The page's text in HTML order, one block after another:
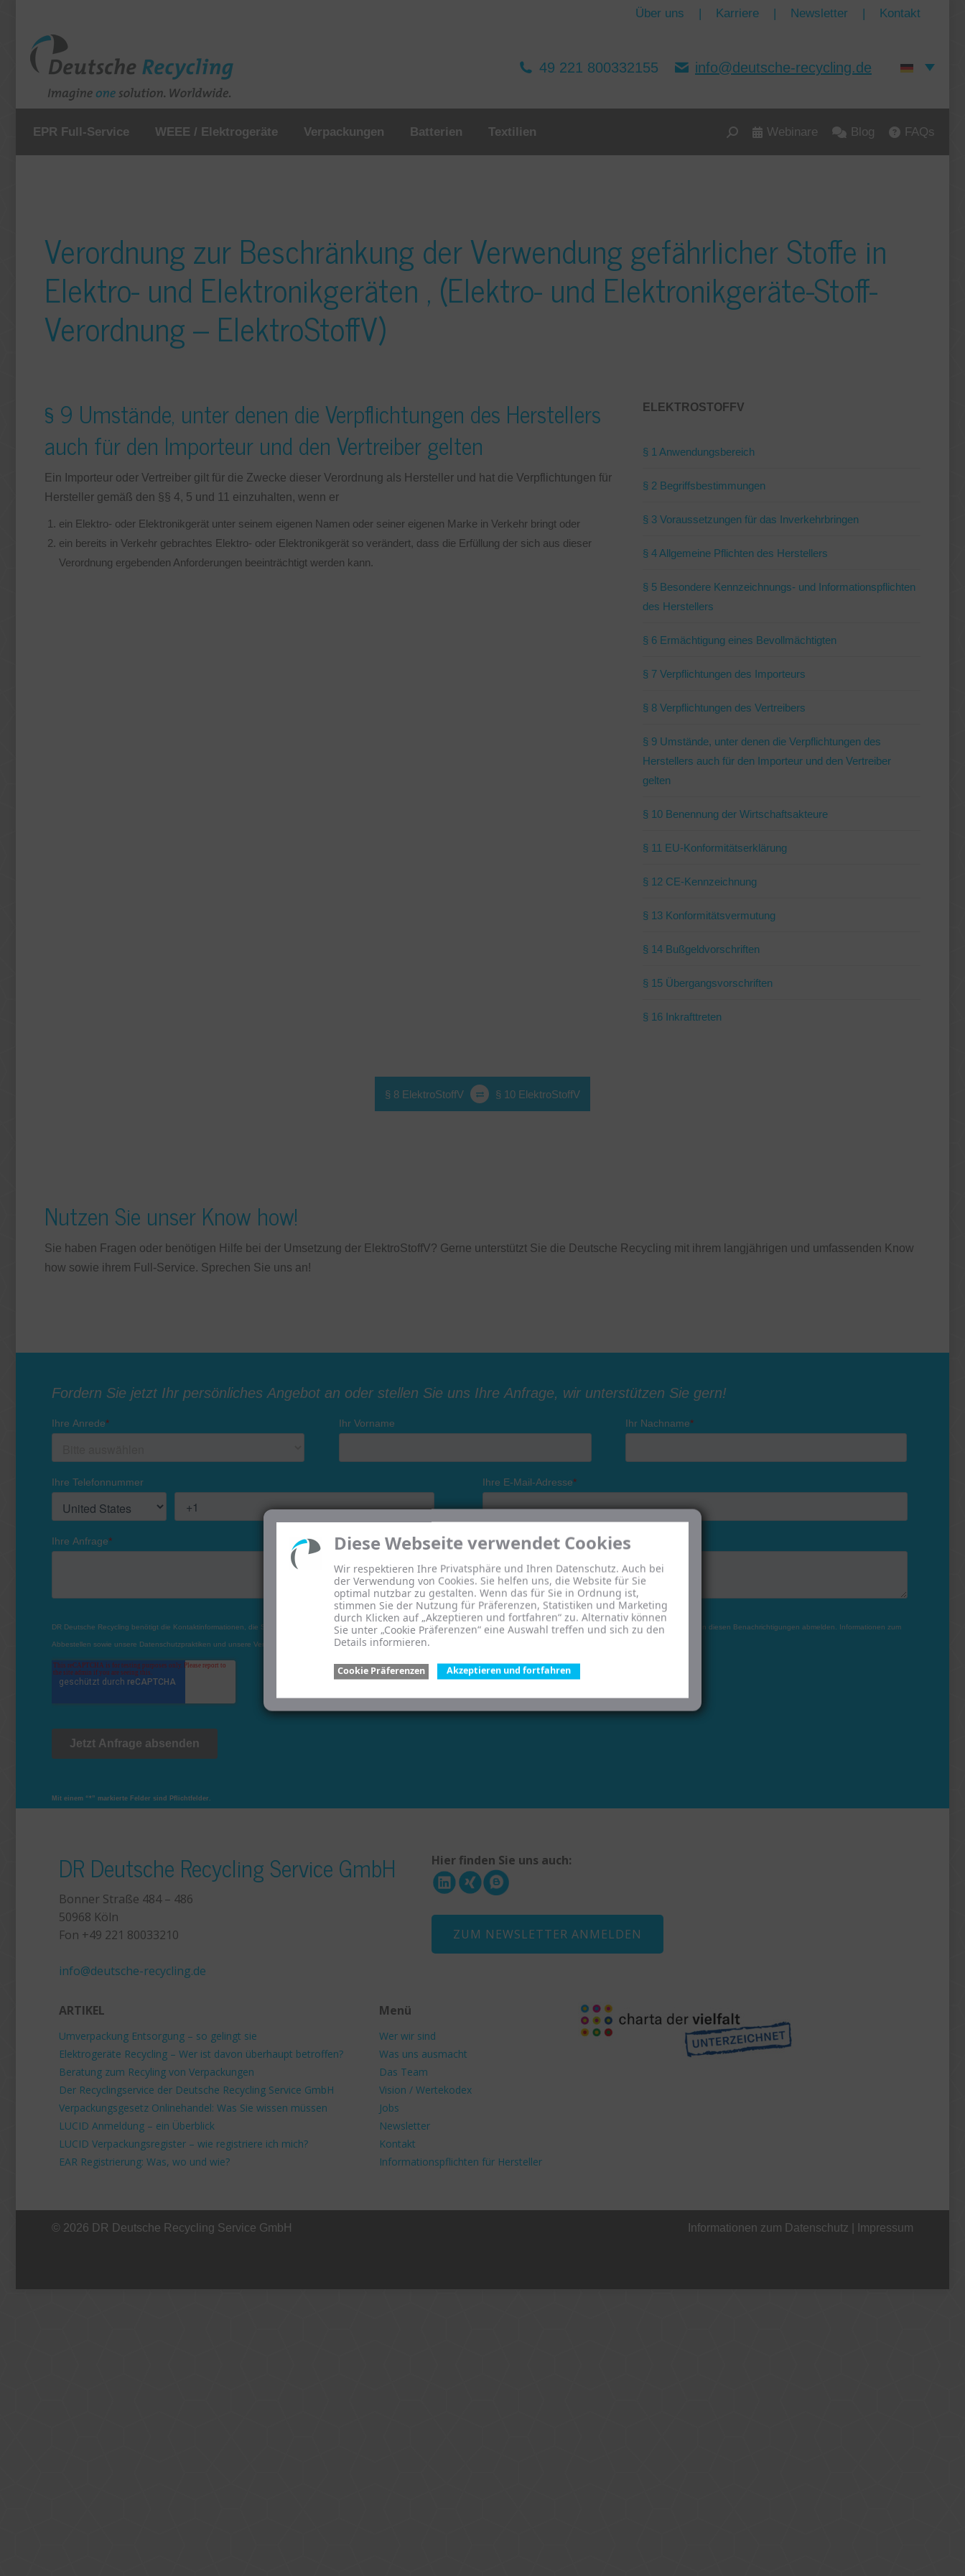
Diese Webseite verwendet Cookies
Wir respektieren Ihre Privatsphäre und Ihren Datenschutz. Auch bei
der Verwendung von Cookies. Sie helfen uns, die Website für Sie
optimal nutzbar zu gestalten. Wenn das für Sie in Ordnung ist,
stimmen Sie der Nutzung für Präferenzen, Statistiken und Marketing
durch Klicken auf „Akzeptieren und fortfahren“ zu. Alternativ können
Sie unter „Cookie Präferenzen“ eine Auswahl treffen und sich zu den
Details informieren.
Cookie Präferenzen Akzeptieren und fortfahren
Über uns | Karriere | Newsletter | Kontakt
49 221 800332155 info@deutsche-recycling.de
EPR Full-Service WEEE / Elektrogeräte Verpackungen Batterien Textilien Search: Webinare Blog FAQs
Verordnung zur Beschränkung der Verwendung gefährlicher Stoffe in
Elektro- und Elektronikgeräten , (Elektro- und Elektronikgeräte-Stoff-
Verordnung – ElektroStoffV)
§ 9 Umstände, unter denen die Verpflichtungen des Herstellers
auch für den Importeur und den Vertreiber gelten
Ein Importeur oder Vertreiber gilt für die Zwecke dieser Verordnung als Hersteller und hat die Verpflichtungen für
Hersteller gemäß den §§ 4, 5 und 11 einzuhalten, wenn er
ein Elektro- oder Elektronikgerät unter seinem eigenen Namen oder seiner eigenen Marke in Verkehr bringt oder
ein bereits in Verkehr gebrachtes Elektro- oder Elektronikgerät so verändert, dass die Erfüllung der sich aus dieser
Verordnung ergebenden Anforderungen beeinträchtigt werden kann.
ELEKTROSTOFFV
§ 1 Anwendungsbereich
§ 2 Begriffsbestimmungen
§ 3 Voraussetzungen für das Inverkehrbringen
§ 4 Allgemeine Pflichten des Herstellers
§ 5 Besondere Kennzeichnungs- und Informationspflichten
des Herstellers
§ 6 Ermächtigung eines Bevollmächtigten
§ 7 Verpflichtungen des Importeurs
§ 8 Verpflichtungen des Vertreibers
§ 9 Umstände, unter denen die Verpflichtungen des
Herstellers auch für den Importeur und den Vertreiber
gelten
§ 10 Benennung der Wirtschaftsakteure
§ 11 EU-Konformitätserklärung
§ 12 CE-Kennzeichnung
§ 13 Konformitätsvermutung
§ 14 Bußgeldvorschriften
§ 15 Übergangsvorschriften
§ 16 Inkrafttreten
§ 8 ElektroStoffV § 10 ElektroStoffV
Nutzen Sie unser Know how!
Sie haben Fragen oder benötigen Hilfe bei der Umsetzung der ElektroStoffV? Gerne unterstützt Sie die Deutsche Recycling mit ihrem langjährigen und umfassenden Know
how sowie ihrem Full-Service. Sprechen Sie uns an!
Mit einem “*” markierte Felder sind Pflichtfelder.
DR Deutsche Recycling Service GmbH
Bonner Straße 484 – 486
50968 Köln
Fon +49 221 80033210
info@deutsche-recycling.de
Hier finden Sie uns auch:
ZUM NEWSLETTER ANMELDEN
ARTIKEL
Umverpackung Entsorgung – so gelingt sie
Elektrogeräte Recycling – Wer ist davon überhaupt betroffen?
Beratung zum Recyling von Verpackungen
Der Recyclingservice der Deutsche Recycling Service GmbH
Verpackungsgesetz Onlinehandel: Was Sie wissen müssen
LUCID Anmeldung – ein Überblick
LUCID Verpackungsregister – wie registriere ich mich?
EAR Registrierung: Was, wo und wie?
Menü
Wer wir sind
Was uns ausmacht
Das Team
Vision / Wertekodex
Jobs
Newsletter
Kontakt
Informationspflichten für Hersteller
© 2026 DR Deutsche Recycling Service GmbH Informationen zum Datenschutz Impressum